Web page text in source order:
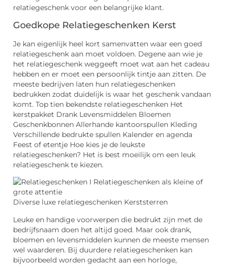
relatiegeschenk voor een belangrijke klant.
Goedkope Relatiegeschenken Kerst
Je kan eigenlijk heel kort samenvatten waar een goed
relatiegeschenk aan moet voldoen. Degene aan wie je
het relatiegeschenk weggeeft moet wat aan het cadeau
hebben en er moet een persoonlijk tintje aan zitten. De
meeste bedrijven laten hun relatiegeschenken
bedrukken zodat duidelijk is waar het geschenk vandaan
komt. Top tien bekendste relatiegeschenken Het
kerstpakket Drank Levensmiddelen Bloemen
Geschenkbonnen Allerhande kantoorspullen Kleding
Verschillende bedrukte spullen Kalender en agenda
Feest of etentje Hoe kies je de leukste
relatiegeschenken? Het is best moeilijk om een leuk
relatiegeschenk te kiezen.
Diverse luxe relatiegeschenken Kerststerren
Leuke en handige voorwerpen die bedrukt zijn met de
bedrijfsnaam doen het altijd goed. Maar ook drank,
bloemen en levensmiddelen kunnen de meeste mensen
wel waarderen. Bij duurdere relatiegeschenken kan
bijvoorbeeld worden gedacht aan een horloge,